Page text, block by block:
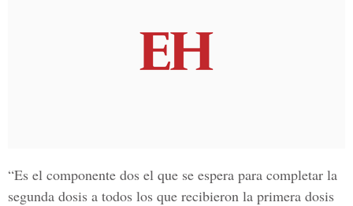
“Es el componente dos el que se espera para completar la
segunda dosis a todos los que recibieron la primera dosis